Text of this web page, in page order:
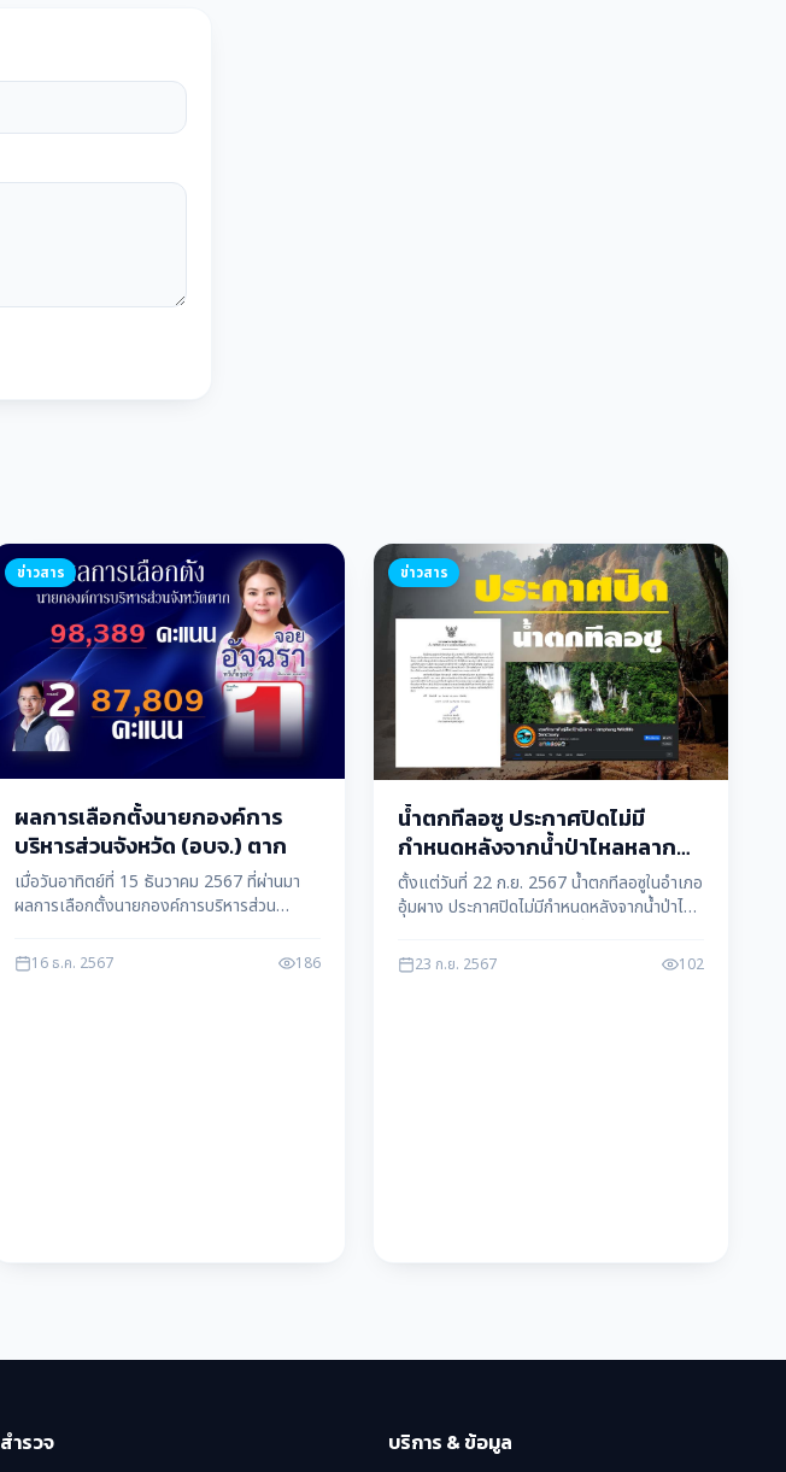
ข่าวสาร
ผลการเลือกตั้งนายกองค์การ
บริหารส่วนจังหวัด (อบจ.) ตาก
เมื่อวันอาทิตย์ที่ 15 ธันวาคม 2567 ที่ผ่านมา
ผลการเลือกตั้งนายกองค์การบริหารส่วน
เกื้อกูลกิจ
16 ธ.ค. 2567 186
ข่าวสาร
น้ำตกทีลอซู ประกาศปิดไม่มี
กำหนดหลังจากน้ำป่าไหลหลาก
หนัก
ตั้งแต่วันที่ 22 ก.ย. 2567 น้ำตกทีลอซูในอำเภอ
อุ้มผาง ประกาศปิดไม่มีกำหนดหลังจากน้ำป่าไหล
ชมได้อย่างปลอดภัย
23 ก.ย. 2567 102
สำรวจ บริการ & ข้อมูล